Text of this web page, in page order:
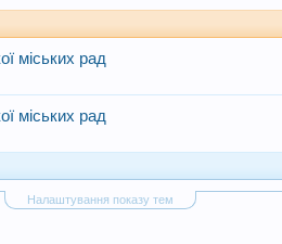
міських рад
міських рад
Налаштування показу тем